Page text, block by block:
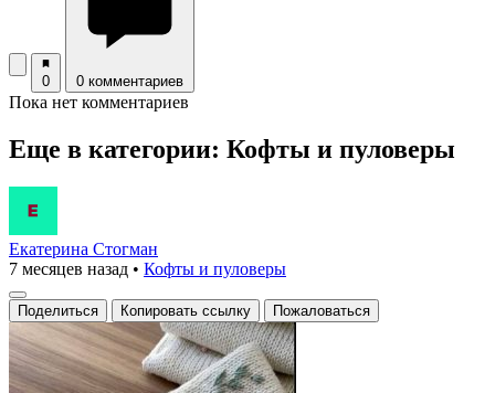
0 0 комментариев
Пока нет комментариев
Еще в категории: Кофты и пуловеры
Екатерина Стогман
7 месяцев назад • Кофты и пуловеры
Поделиться Копировать ссылку Пожаловаться